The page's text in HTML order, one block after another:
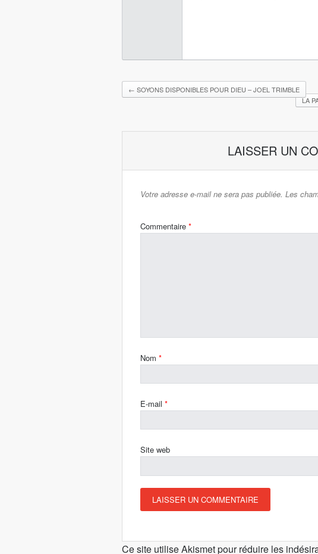
← SOYONS DISPONIBLES POUR DIEU – JOEL TRIMBLE
LA
LAISSER UN
Votre adresse e-mail ne sera pas publiée. Les
Commentaire *
Nom *
E-mail *
Site web
Ce site utilise Akismet pour réduire les